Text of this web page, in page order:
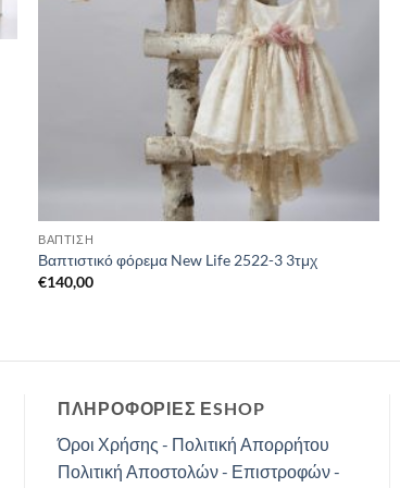
ΒΑΠΤΙΣΗ
Βαπτιστικό φόρεμα New Life 2522-3 3τμχ
€140,00
ΠΛΗΡΟΦΟΡΙΕΣ ΕSHOP
Όροι Χρήσης - Πολιτική Απορρήτου
Πολιτική Αποστολών - Επιστροφών -